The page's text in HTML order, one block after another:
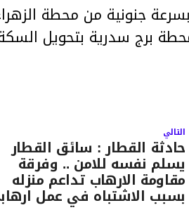
جنونية من محطة
برج سدرية بتحويل السكة
التالي
حادثة القطار : سائق القطار
يسلم نفسه للامن .. وفرقة
مقاومة الارهاب تداعم منزله
بسبب الاشتباه في عمل